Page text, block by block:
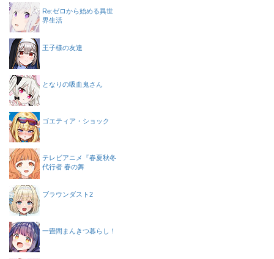
Re:ゼロから始める異世
界生活
王子様の友達
となりの吸血鬼さん
ゴエティア・ショック
テレビアニメ『春夏秋冬
代行者 春の舞
ブラウンダスト2
一畳間まんきつ暮らし！